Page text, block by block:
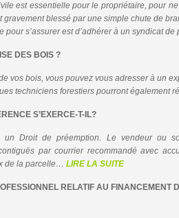
est essentielle pour le propriétaire, pour
gravement blessé par une simple chute de
s’assurer est d’adhérer à un syndicat
DES BOIS ?
vos bois, vous pouvez vous adresser à un
techniciens forestiers pourront également
S’EXERCE-T-IL?
un Droit de préemption. Le vendeur ou
par courrier recommandé avec
de la parcelle… LIRE LA SUITE
RELATIF AU FINANCEMENT